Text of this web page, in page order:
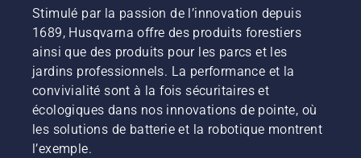
Stimulé par la passion de l’innovation depuis
1689, Husqvarna offre des produits forestiers
ainsi que des produits pour les parcs et les
jardins professionnels. La performance et la
convivialité sont à la fois sécuritaires et
écologiques dans nos innovations de pointe, où
les solutions de batterie et la robotique montrent
l’exemple.